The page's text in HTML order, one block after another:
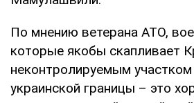
По мнению ветерана АТО,
которые якобы скапливает
неконтролируемым
украинской границы – это